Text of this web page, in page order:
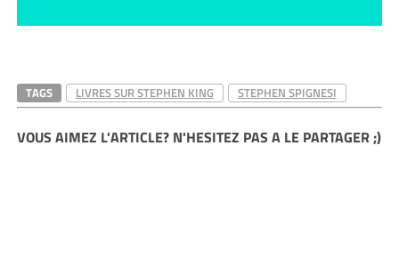
TAGS LIVRES SUR STEPHEN KING STEPHEN SPIGNESI
VOUS AIMEZ L'ARTICLE? N'HESITEZ PAS A LE PARTAGER ;)